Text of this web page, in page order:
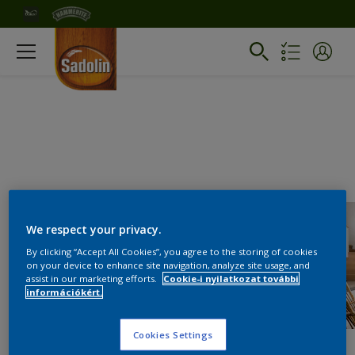
We respect your privacy.
By clicking “Accept All Cookies”, you agree to the storing of cookies
on your device to enhance site navigation, analyze site usage, and
assist in our marketing efforts.
Cookie-i nyilatkozat további
információkért.
Cookies Settings